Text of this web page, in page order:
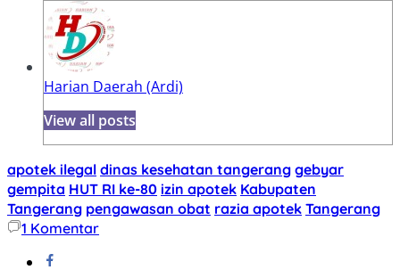
Harian Daerah (Ardi)
View all posts
apotek ilegal dinas kesehatan tangerang gebyar
gempita HUT RI ke-80 izin apotek Kabupaten
Tangerang pengawasan obat razia apotek Tangerang
1 Komentar